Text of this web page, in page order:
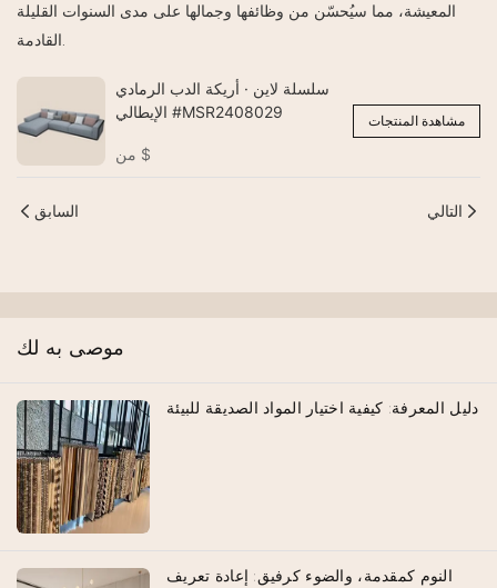
المعيشة، مما سيُحسّن من وظائفها وجمالها على مدى السنوات القليلة
سلسلة لاين · أريكة الدب الرمادي
الإيطالي #MSR2408029
$
مشاهدة المنتجات
السابق التالي
موصى به لك
دليل المعرفة: كيفية اختيار المواد الصديقة للبيئة
النوم كمقدمة، والضوء كرفيق: إعادة تعريف